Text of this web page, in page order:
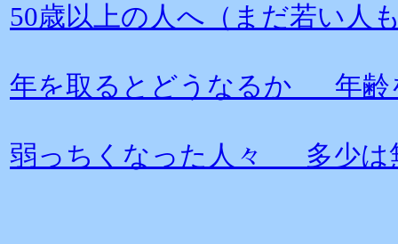
50歳以上の人へ（まだ若い
年を取るとどうなるか 年齢
弱っちくなった人々 多少は